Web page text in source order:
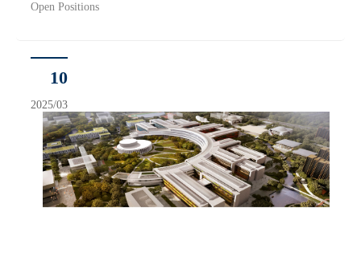
Open Positions
10
2025/03